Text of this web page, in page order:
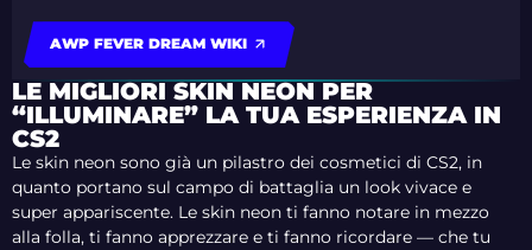
AWP FEVER DREAM WIKI
LE MIGLIORI SKIN NEON PER
“ILLUMINARE” LA TUA ESPERIENZA IN
CS2
Le skin neon sono già un pilastro dei cosmetici di CS2, in
quanto portano sul campo di battaglia un look vivace e
super appariscente. Le skin neon ti fanno notare in mezzo
alla folla, ti fanno apprezzare e ti fanno ricordare — che tu